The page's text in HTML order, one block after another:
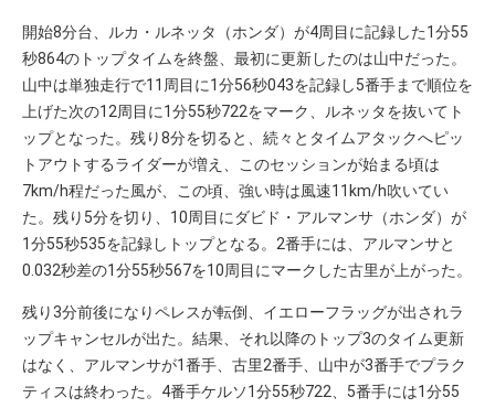
開始8分台、ルカ・ルネッタ（ホンダ）が4周目に記録した1分55
秒864のトップタイムを終盤、最初に更新したのは山中だった。
山中は単独走行で11周目に1分56秒043を記録し5番手まで順位を
上げた次の12周目に1分55秒722をマーク、ルネッタを抜いてト
ップとなった。残り8分を切ると、続々とタイムアタックへピッ
トアウトするライダーが増え、このセッションが始まる頃は
7km/h程だった風が、この頃、強い時は風速11km/h吹いてい
た。残り5分を切り、10周目にダビド・アルマンサ（ホンダ）が
1分55秒535を記録しトップとなる。2番手には、アルマンサと
0.032秒差の1分55秒567を10周目にマークした古里が上がった。
残り3分前後になりペレスが転倒、イエローフラッグが出されラ
ップキャンセルが出た。結果、それ以降のトップ3のタイム更新
はなく、アルマンサが1番手、古里2番手、山中が3番手でプラク
ティスは終わった。4番手ケルソ1分55秒722、5番手には1分55